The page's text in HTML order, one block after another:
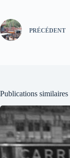
PRÉCÉDENT
Publications similaires